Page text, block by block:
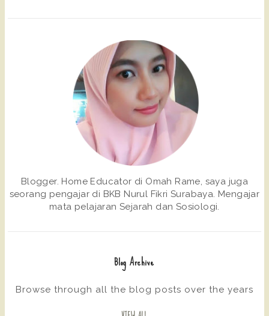
Blogger. Home Educator di Omah Rame, saya juga
seorang pengajar di BKB Nurul Fikri Surabaya. Mengajar
mata pelajaran Sejarah dan Sosiologi.
Blog Archive
Browse through all the blog posts over the years